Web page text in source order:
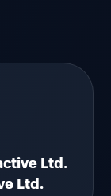
Ltd.
Ltd.